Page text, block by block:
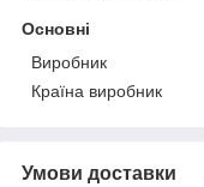
Основні
Виробник
Країна виробник
Умови доставки